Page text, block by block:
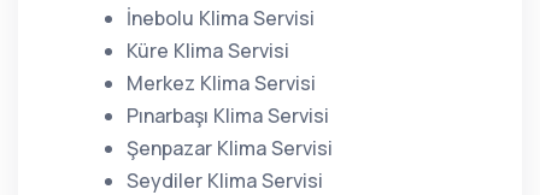
İnebolu Klima Servisi
Küre Klima Servisi
Merkez Klima Servisi
Pınarbaşı Klima Servisi
Şenpazar Klima Servisi
Seydiler Klima Servisi